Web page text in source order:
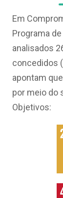
Em
Programa
analisados
concedidos
apontam
por meio do
Objetivos: